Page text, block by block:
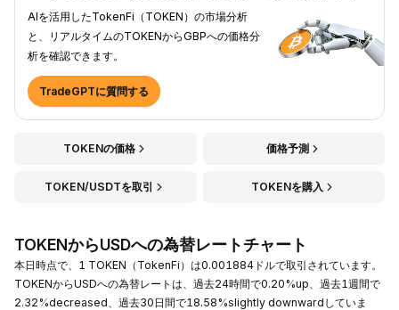
AIを活用したTokenFi（TOKEN）の市場分析
と、リアルタイムのTOKENからGBPへの価格分
析を確認できます。
TradeGPTに質問する
TOKENの価格 価格予測
TOKEN/USDTを取引 TOKENを購入
TOKENからUSDへの為替レートチャート
本日時点で、1 TOKEN（TokenFi）は0.001884ドルで取引されています。
TOKENからUSDへの為替レートは、過去24時間で0.20%up、過去1週間で
2.32%decreased、過去30日間で18.58%slightly downwardしていま